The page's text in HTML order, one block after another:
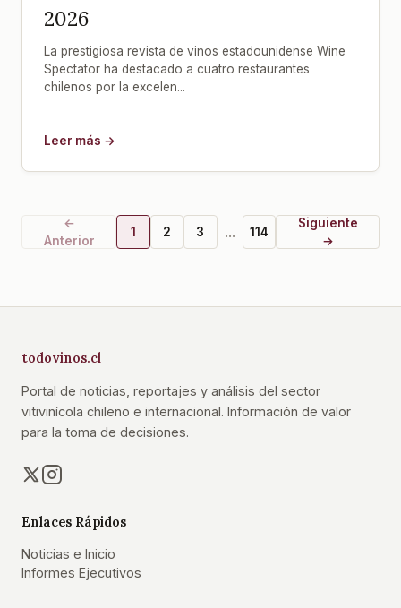
2026
La prestigiosa revista de vinos estadounidense Wine
Spectator ha destacado a cuatro restaurantes
chilenos por la excelen...
Leer más →
←
Anterior
1 2 3 ... 114
Siguiente
→
todovinos.cl
Portal de noticias, reportajes y análisis del sector
vitivinícola chileno e internacional. Información de valor
para la toma de decisiones.
Enlaces Rápidos
Noticias e Inicio
Informes Ejecutivos